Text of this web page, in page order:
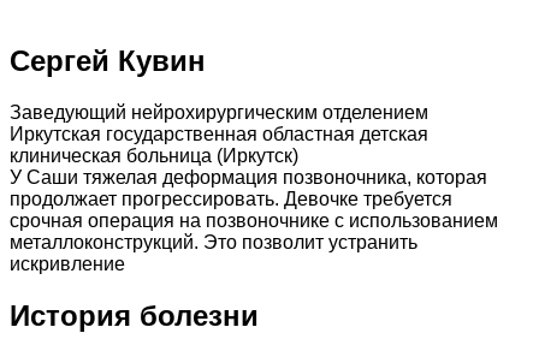
Сергей Кувин
Заведующий нейрохирургическим отделением
Иркутская государственная областная детская
клиническая больница (Иркутск)
У Саши тяжелая деформация позвоночника, которая
продолжает прогрессировать. Девочке требуется
срочная операция на позвоночнике с использованием
металлоконструкций. Это позволит устранить
искривление
История болезни